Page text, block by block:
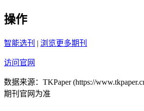
操作
智能选刊 | 浏览更多期刊
访问官网
数据来源：TKPaper (https://
期刊官网为准